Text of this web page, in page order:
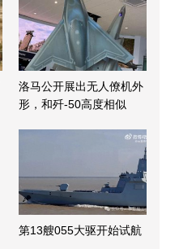
洛马公开展出无人僚机外
形，和歼-50高度相似
第13艘055大驱开始试航